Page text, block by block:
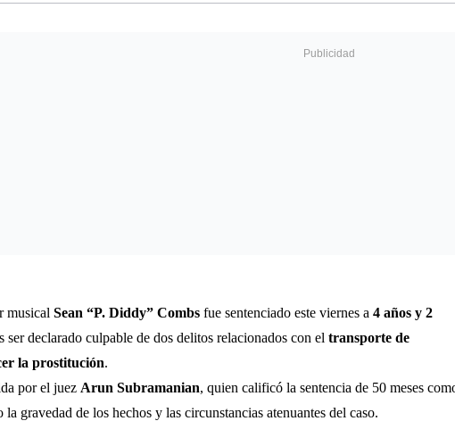
musical Sean “P. Diddy” Combs fue sentenciado este viernes a 4 años y 2
ser declarado culpable de dos delitos relacionados con el transporte de
la prostitución.
por el juez Arun Subramanian, quien calificó la sentencia de 50 meses
la gravedad de los hechos y las circunstancias atenuantes del caso.